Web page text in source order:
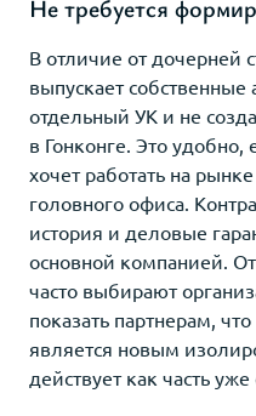
Не требуется
В отличие от дочерней
выпускает
отдельный УК и не
в Гонконге. Это удобно,
хочет работать на
головного офиса.
история и деловые
основной компанией.
часто выбирают
показать партнерам,
является новым
действует как часть